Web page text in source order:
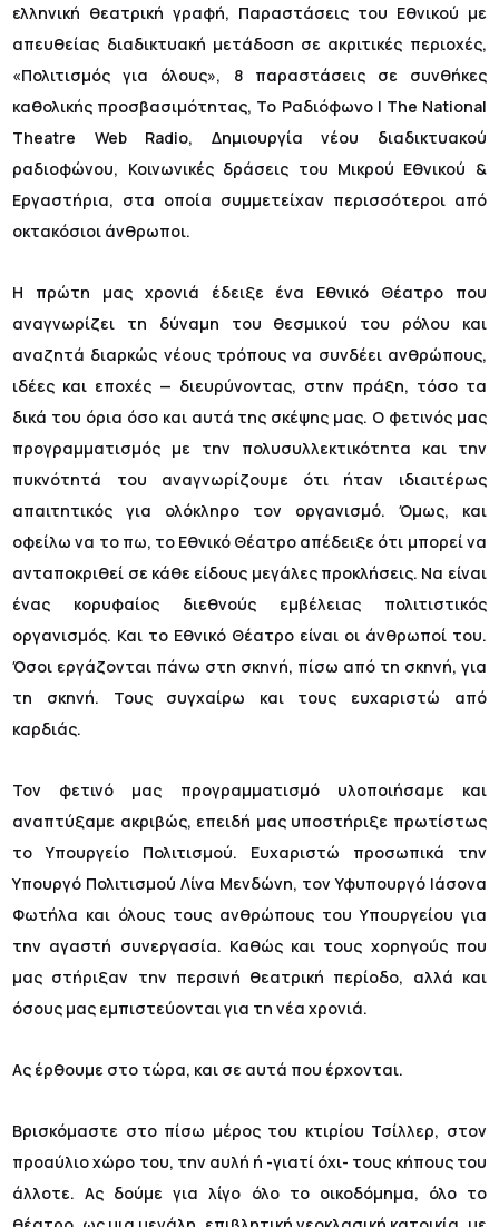
ελληνική θεατρική γραφή, Παραστάσεις του Εθνικού με
απευθείας διαδικτυακή μετάδοση σε ακριτικές περιοχές,
«Πολιτισμός για όλους», 8 παραστάσεις σε συνθήκες
καθολικής προσβασιμότητας, Το Ραδιόφωνο | The National
Theatre Web Radio, Δημιουργία νέου διαδικτυακού
ραδιοφώνου, Κοινωνικές δράσεις του Μικρού Εθνικού &
Εργαστήρια, στα οποία συμμετείχαν περισσότεροι από
οκτακόσιοι άνθρωποι.
Η πρώτη μας χρονιά έδειξε ένα Εθνικό Θέατρο που
αναγνωρίζει τη δύναμη του θεσμικού του ρόλου και
αναζητά διαρκώς νέους τρόπους να συνδέει ανθρώπους,
ιδέες και εποχές — διευρύνοντας, στην πράξη, τόσο τα
δικά του όρια όσο και αυτά της σκέψης μας. Ο φετινός μας
προγραμματισμός με την πολυσυλλεκτικότητα και την
πυκνότητά του αναγνωρίζουμε ότι ήταν ιδιαιτέρως
απαιτητικός για ολόκληρο τον οργανισμό. Όμως, και
οφείλω να το πω, το Εθνικό Θέατρο απέδειξε ότι μπορεί να
ανταποκριθεί σε κάθε είδους μεγάλες προκλήσεις. Να είναι
ένας κορυφαίος διεθνούς εμβέλειας πολιτιστικός
οργανισμός. Και το Εθνικό Θέατρο είναι οι άνθρωποί του.
Όσοι εργάζονται πάνω στη σκηνή, πίσω από τη σκηνή, για
τη σκηνή. Τους συγχαίρω και τους ευχαριστώ από
καρδιάς.
Τον φετινό μας προγραμματισμό υλοποιήσαμε και
αναπτύξαμε ακριβώς, επειδή μας υποστήριξε πρωτίστως
το Υπουργείο Πολιτισμού. Ευχαριστώ προσωπικά την
Υπουργό Πολιτισμού Λίνα Μενδώνη, τον Υφυπουργό Ιάσονα
Φωτήλα και όλους τους ανθρώπους του Υπουργείου για
την αγαστή συνεργασία. Καθώς και τους χορηγούς που
μας στήριξαν την περσινή θεατρική περίοδο, αλλά και
όσους μας εμπιστεύονται για τη νέα χρονιά.
Ας έρθουμε στο τώρα, και σε αυτά που έρχονται.
Βρισκόμαστε στο πίσω μέρος του κτιρίου Τσίλλερ, στον
προαύλιο χώρο του, την αυλή ή -γιατί όχι- τους κήπους του
άλλοτε. Ας δούμε για λίγο όλο το οικοδόμημα, όλο το